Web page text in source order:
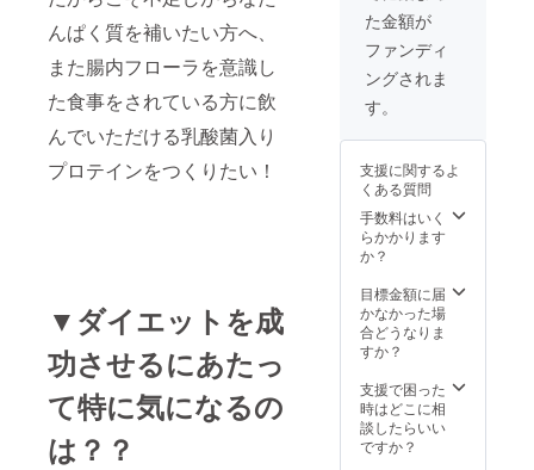
んぱく質を補いたい方へ、
また腸内フローラを意識し
た食事をされている方に飲
んでいただける乳酸菌入り
プロテインをつくりたい！
▼ダイエットを成
功させるにあたっ
て特に気になるの
は？？
た金額が
ファンディ
ングされま
す。
支援に関するよ
くある質問
手数料はいく
らかかります
か？
目標金額に届
かなかった場
合どうなりま
すか？
支援で困った
時はどこに相
談したらいい
ですか？